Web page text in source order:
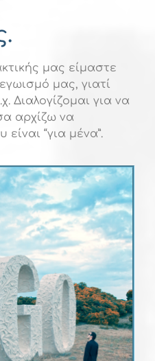
μας είμαστε
μας, γιατί
Διαλογίζομαι για να
αρχίζω να
“για μένα”.